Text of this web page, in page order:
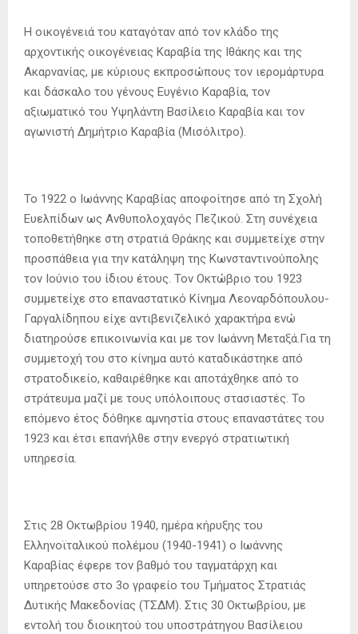
Η οικογένειά του καταγόταν από τον κλάδο της
αρχοντικής οικογένειας Καραβία της Ιθάκης και της
Ακαρνανίας, με κύριους εκπροσώπους τον ιερομάρτυρα
και δάσκαλο του γένους Ευγένιο Καραβία, τον
αξιωματικό του Υψηλάντη Βασίλειο Καραβία και τον
αγωνιστή Δημήτριο Καραβία (Μισόλιτρο).
Το 1922 ο Ιωάννης Καραβίας αποφοίτησε από τη Σχολή
Ευελπίδων ως Ανθυπολοχαγός Πεζικού. Στη συνέχεια
τοποθετήθηκε στη στρατιά Θράκης και συμμετείχε στην
προσπάθεια για την κατάληψη της Κωνσταντινούπολης
τον Ιούνιο του ίδιου έτους. Τον Οκτώβριο του 1923
συμμετείχε στο επαναστατικό Κίνημα Λεοναρδόπουλου-
Γαργαλίδηπου είχε αντιβενιζελικό χαρακτήρα ενώ
διατηρούσε επικοινωνία και με τον Ιωάννη Μεταξά.Για τη
συμμετοχή του στο κίνημα αυτό καταδικάστηκε από
στρατοδικείο, καθαιρέθηκε και αποτάχθηκε από το
στράτευμα μαζί με τους υπόλοιπους στασιαστές. Το
επόμενο έτος δόθηκε αμνηστία στους επαναστάτες του
1923 και έτσι επανήλθε στην ενεργό στρατιωτική
υπηρεσία.
Στις 28 Οκτωβρίου 1940, ημέρα κήρυξης του
Ελληνοϊταλικού πολέμου (1940-1941) ο Ιωάννης
Καραβίας έφερε τον βαθμό του ταγματάρχη και
υπηρετούσε στο 3ο γραφείο του Τμήματος Στρατιάς
Δυτικής Μακεδονίας (ΤΣΔΜ). Στις 30 Οκτωβρίου, με
εντολή του διοικητού του υποστράτηγου Βασίλειου